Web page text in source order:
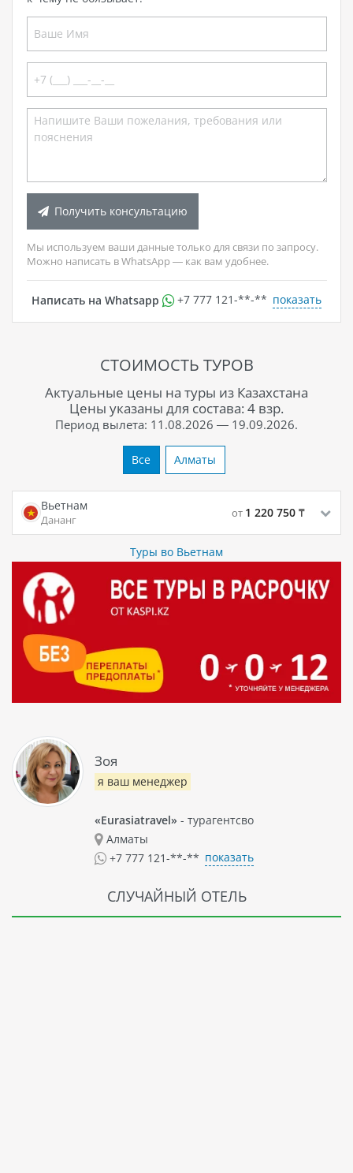
Получить консультацию
Мы используем ваши данные только для связи по запросу.
Можно написать в WhatsApp — как вам удобнее.
Написать на Whatsapp +7 777 121-**-** показать
СТОИМОСТЬ ТУРОВ
Актуальные цены на туры из Казахстана
Цены указаны для состава: 4 взр.
Период вылета: 11.08.2026 — 19.09.2026.
Все Алматы
Вьетнам
Дананг
от 1 220 750 ₸
Туры во Вьетнам
Зоя
я ваш менеджер
«Eurasiatravel» - турагентсво
Алматы
+7 777 121-**-** показать
СЛУЧАЙНЫЙ ОТЕЛЬ